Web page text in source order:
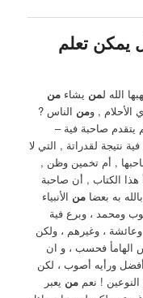
يمكن تعلم
الله لمن يشاءمن
الأحلام , ومن الناس ?
يتقدم صاحبة فية –
لقدراتة , التي لا
, أم تخمين وظن ,
هذا الكتاب , أن صاحبة
به بعضامن الأنبياء
ومحمد ، وبرع فية
وعائشة ، وغيرهم ، ولكن
الهامأ فحسب ، و ان
ورأيه أصوب ، لكن
النوعين ! ‏نعممن يعبر